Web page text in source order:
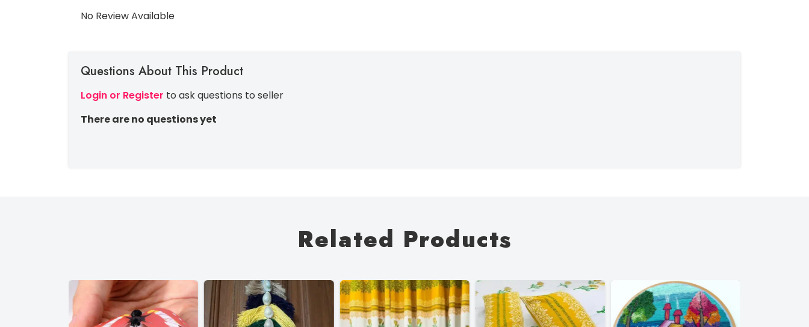
No Review Available
Questions About This Product
Login or Register to ask questions to seller
There are no questions yet
Related Products